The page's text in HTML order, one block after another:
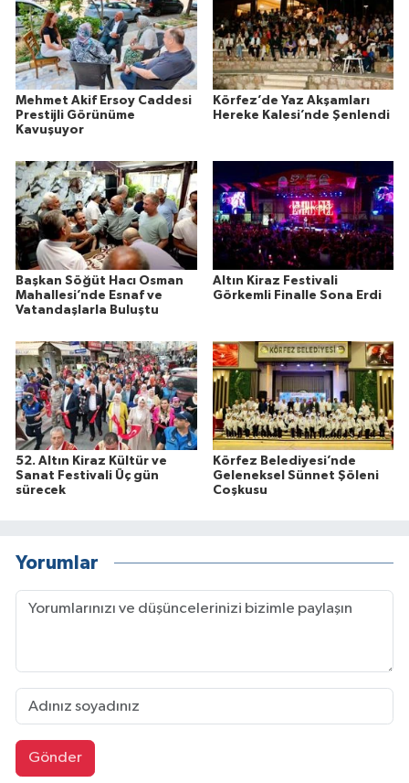
Mehmet Akif Ersoy Caddesi
Prestijli Görünüme
Kavuşuyor
Körfez’de Yaz Akşamları
Hereke Kalesi’nde Şenlendi
Başkan Söğüt Hacı Osman
Mahallesi’nde Esnaf ve
Vatandaşlarla Buluştu
Altın Kiraz Festivali
Görkemli Finalle Sona Erdi
52. Altın Kiraz Kültür ve
Sanat Festivali Üç gün
sürecek
Körfez Belediyesi’nde
Geleneksel Sünnet Şöleni
Coşkusu
Yorumlar
Gönder